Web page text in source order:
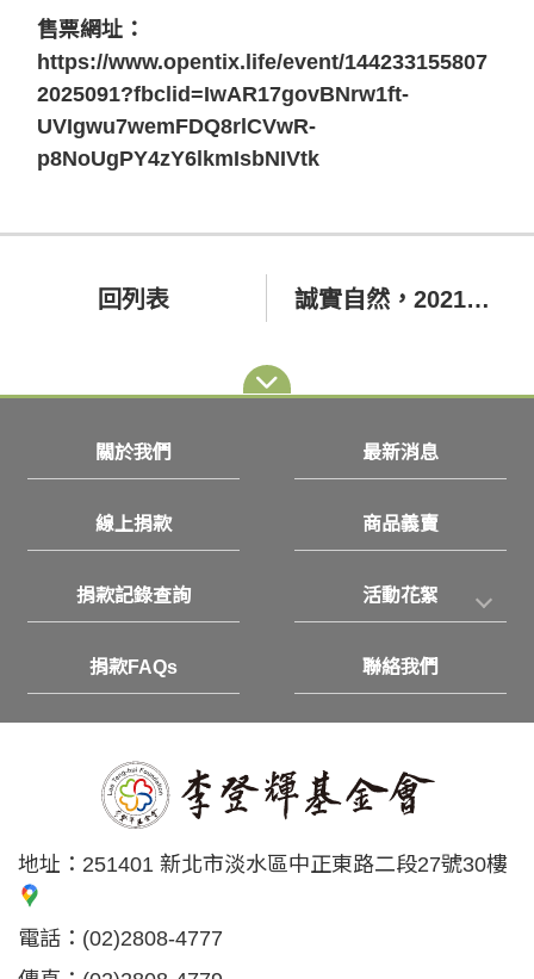
售票網址：
https://www.opentix.life/event/144233155807
2025091?fbclid=IwAR17govBNrw1ft-
UVIgwu7wemFDQ8rlCVwR-
p8NoUgPY4zY6lkmIsbNIVtk
回列表 誠實自然，2021年李登輝紀念音樂會
關於我們 最新消息
線上捐款 商品義賣
捐款記錄查詢 活動花絮
捐款FAQs 聯絡我們
地址： 251401 新北市淡水區中正東路二段27號30樓
電話： (02)2808-4777